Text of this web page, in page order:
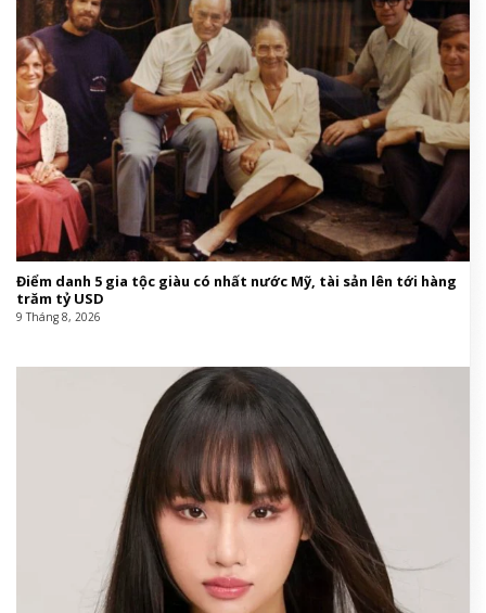
Điểm danh 5 gia tộc giàu có nhất nước Mỹ, tài sản lên tới hàng
trăm tỷ USD
9 Tháng 8, 2026